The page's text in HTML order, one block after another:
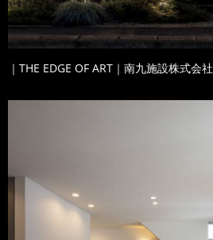
｜THE EDGE OF ART｜南九施設株式会社